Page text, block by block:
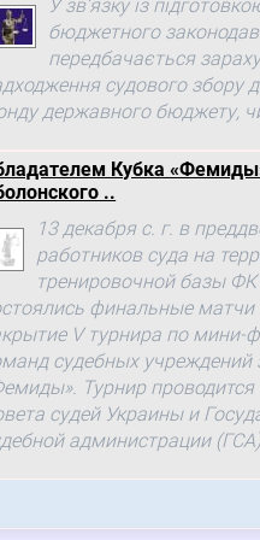
У зв’язку із
бюджетного
передбачається
судового збору
державного бюджету,
Кубка
..
13 декабря с. г. в
работников суда на
тренировочной базы
финальные матчи
V турнира по мини-
судебных учреждений
Турнир
судей Украины и
администрации